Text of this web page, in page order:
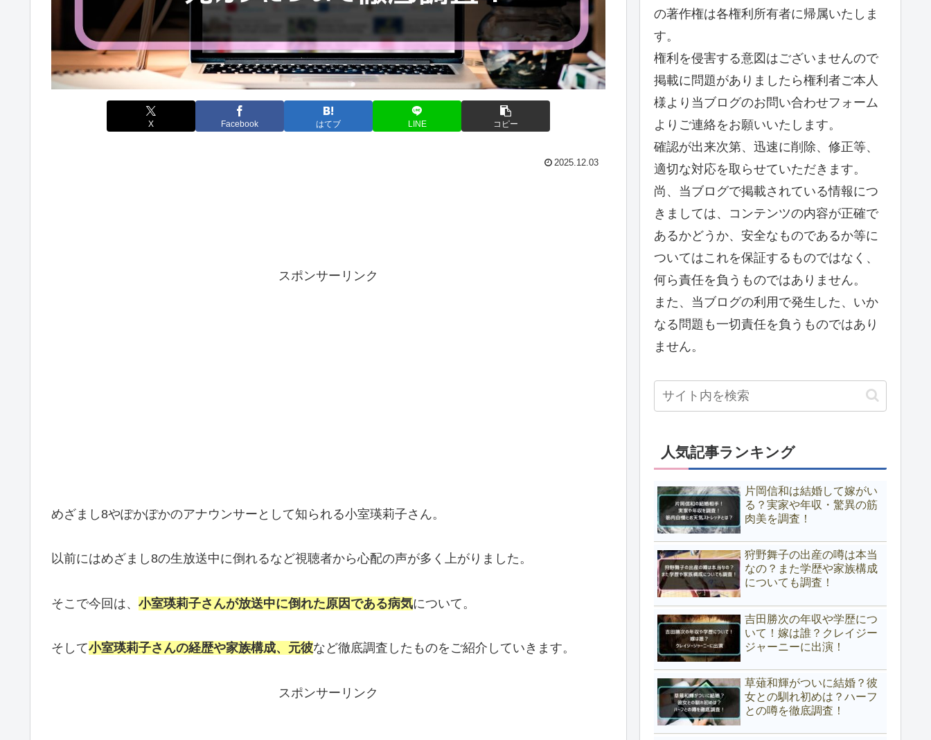
X Facebook はてブ LINE コピー
2025.12.03
スポンサーリンク
めざまし8やぽかぽかのアナウンサーとして知られる小室瑛莉子さん。
以前にはめざまし8の生放送中に倒れるなど視聴者から心配の声が多く上がりました。
そこで今回は、 小室瑛莉子さんが放送中に倒れた原因である病気について。
そして小室瑛莉子さんの経歴や家族構成、元彼など徹底調査したものをご紹介していきます。
スポンサーリンク
の著作権は各権利所有者に帰属いたしま
す。
権利を侵害する意図はございませんので
掲載に問題がありましたら権利者ご本人
様より当ブログのお問い合わせフォーム
よりご連絡をお願いいたします。
確認が出来次第、迅速に削除、修正等、
適切な対応を取らせていただきます。
尚、当ブログで掲載されている情報につ
きましては、コンテンツの内容が正確で
あるかどうか、安全なものであるか等に
ついてはこれを保証するものではなく、
何ら責任を負うものではありません。
また、当ブログの利用で発生した、いか
なる問題も一切責任を負うものではあり
ません。
人気記事ランキング
片岡信和は結婚して嫁がい
る？実家や年収・驚異の筋
肉美を調査！
狩野舞子の出産の噂は本当
なの？また学歴や家族構成
についても調査！
吉田勝次の年収や学歴につ
いて！嫁は誰？クレイジー
ジャーニーに出演！
草薙和輝がついに結婚？彼
女との馴れ初めは？ハーフ
との噂を徹底調査！